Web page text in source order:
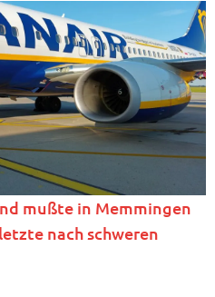
mußte in Memmingen
nach schweren